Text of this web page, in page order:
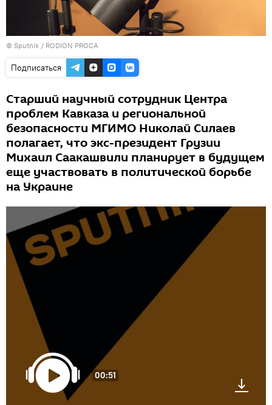
© Sputnik / RODION PROCA
Подписаться
Старший научный сотрудник Центра
проблем Кавказа и региональной
безопасности МГИМО Николай Силаев
полагает, что экс-президент Грузии
Михаил Саакашвили планирует в будущем
еще участвовать в политической борьбе
на Украине
00:51